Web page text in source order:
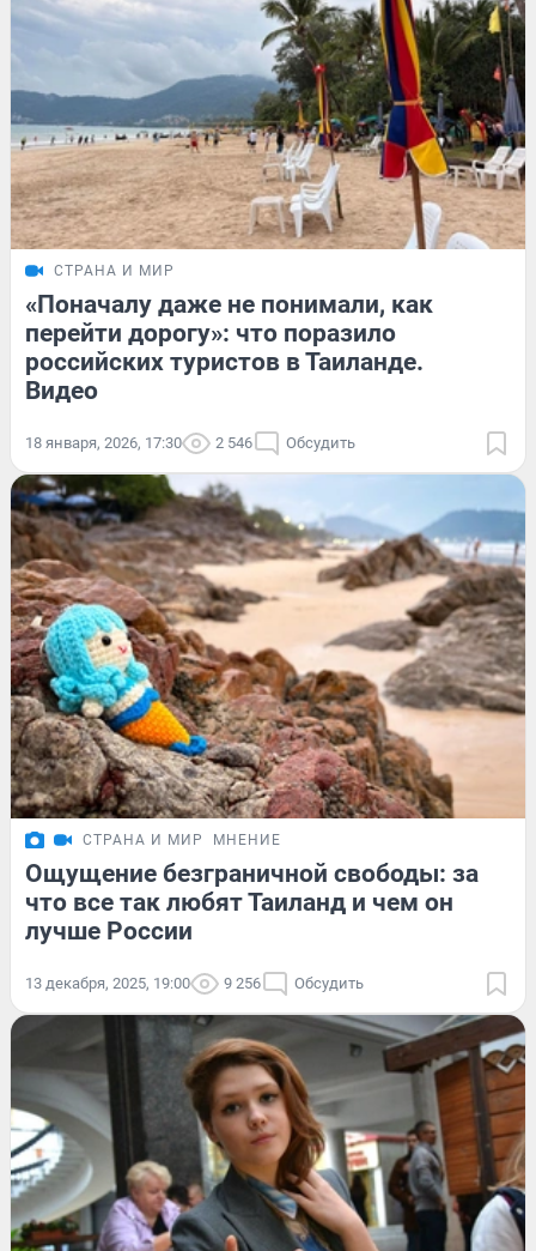
СТРАНА И МИР
«Поначалу даже не понимали, как
перейти дорогу»: что поразило
российских туристов в Таиланде.
Видео
18 января, 2026, 17:30 2 546 Обсудить
СТРАНА И МИР МНЕНИЕ
Ощущение безграничной свободы: за
что все так любят Таиланд и чем он
лучше России
13 декабря, 2025, 19:00 9 256 Обсудить